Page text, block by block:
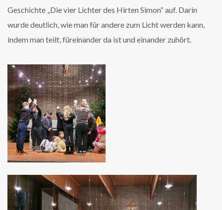
Geschichte „Die vier Lichter des Hirten Simon“ auf. Darin
wurde deutlich, wie man für andere zum Licht werden kann,
indem man teilt, füreinander da ist und einander zuhört.